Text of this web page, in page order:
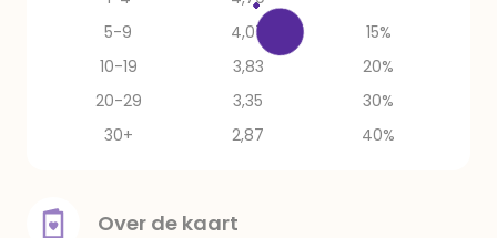
5-9
4,07
15%
10-19
3,83
20%
20-29
3,35
30%
30+
2,87 40%
Over de kaart